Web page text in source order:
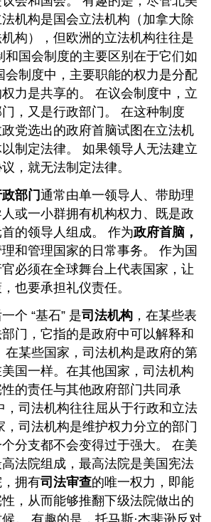
机构是国会立法机构（加拿大除
构），但欧洲的立法机构往往是
和国会制度的主要区别在于它们如
会制度中，主要职能的权力是分配
力是共享的。 在议会制度中，立
，又是行政部门。 在这种制度
党选出的政府首脑试图在立法机
制定法律。 如果领导人无法建立
，就无法制定法律。
部门通常由单一领导人、带助理
人或一小群拥有机构权力、既是政
的领导人组成。 作为政府首脑，
和管理国家的日常事务。 作为国
必须在全球舞台上代表国家，让
也要承担礼仪责任。
个 “基石” 是司法机构 ，在某些表
门，它指的是政府中可以解释和
在某些国家，司法机构是政府的第
国一样。在其他国家，司法机构
的责任与其他政府部门共同承
，司法机构往往屈从于行政和立法
，司法机构是维护权力分立的部门
分支都不会变得过于强大。 在美
法院组成，最高法院是美国宪法
拥有司法审查的唯一权力，即能
，从而能够推翻下级法院做出的
。 有趣的是，托马斯·杰斐逊反对